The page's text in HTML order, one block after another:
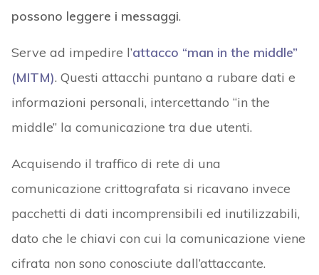
possono leggere i messaggi.
Serve ad impedire l’attacco “man in the middle”
(MITM). Questi attacchi puntano a rubare dati e
informazioni personali, intercettando “in the
middle” la comunicazione tra due utenti.
Acquisendo il traffico di rete di una
comunicazione crittografata si ricavano invece
pacchetti di dati incomprensibili ed inutilizzabili,
dato che le chiavi con cui la comunicazione viene
cifrata non sono conosciute dall’attaccante.